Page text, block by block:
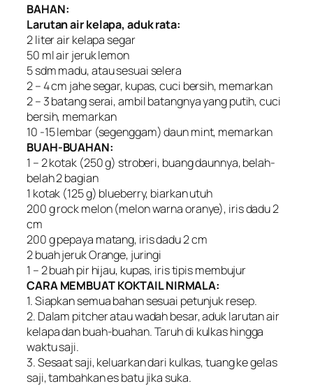
BAHAN:
Larutan air kelapa, aduk rata:
2 liter air kelapa segar
50 ml air jeruk lemon
5 sdm madu, atau sesuai selera
2 – 4 cm jahe segar, kupas, cuci bersih, memarkan
2 – 3 batang serai, ambil batangnya yang putih, cuci
bersih, memarkan
10 -15 lembar (segenggam) daun mint, memarkan
BUAH-BUAHAN:
1 – 2 kotak (250 g) stroberi, buang daunnya, belah-
belah 2 bagian
1 kotak (125 g) blueberry, biarkan utuh
200 g rock melon (melon warna oranye), iris dadu 2
cm
200 g pepaya matang, iris dadu 2 cm
2 buah jeruk Orange, juringi
1 – 2 buah pir hijau, kupas, iris tipis membujur
CARA MEMBUAT KOKTAIL NIRMALA:
1. Siapkan semua bahan sesuai petunjuk resep.
2. Dalam pitcher atau wadah besar, aduk larutan air
kelapa dan buah-buahan. Taruh di kulkas hingga
waktu saji.
3. Sesaat saji, keluarkan dari kulkas, tuang ke gelas
saji, tambahkan es batu jika suka.